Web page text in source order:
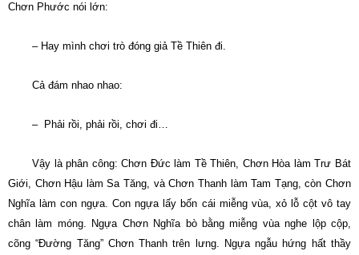
Chơn Phước nói lớn:
– Hay mình chơi trò đóng giả Tề Thiên đi.
Cả đám nhao nhao:
– Phải rồi, phải rồi, chơi đi…
Vậy là phân công: Chơn Ðức làm Tề Thiên, Chơn Hòa làm Trư Bát
Giới, Chơn Hậu làm Sa Tăng, và Chơn Thanh làm Tam Tạng, còn Chơn
Nghĩa làm con ngựa. Con ngựa lấy bốn cái miễng vùa, xỏ lỗ cột vô tay
chân làm móng. Ngựa Chơn Nghĩa bò bằng miễng vùa nghe lộp cộp,
cõng “Ðường Tăng” Chơn Thanh trên lưng. Ngựa ngẫu hứng hất thầy